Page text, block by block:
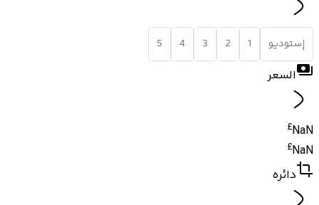
إستوديو 1
2
3
4
5
السعر
NaN
£
NaN
£
دائره